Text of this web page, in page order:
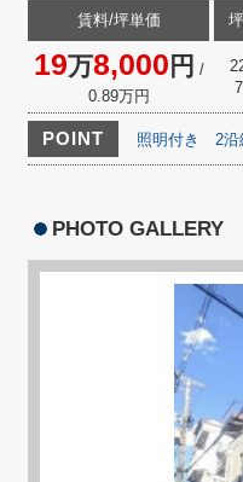
賃料/坪単価
19万8,000 円 /
0.89万円
POINT 照明付き 2沿
PHOTO GALLERY